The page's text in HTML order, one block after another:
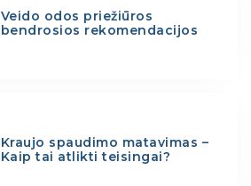
Veido odos priežiūros
bendrosios rekomendacijos
Kraujo spaudimo matavimas –
Kaip tai atlikti teisingai?